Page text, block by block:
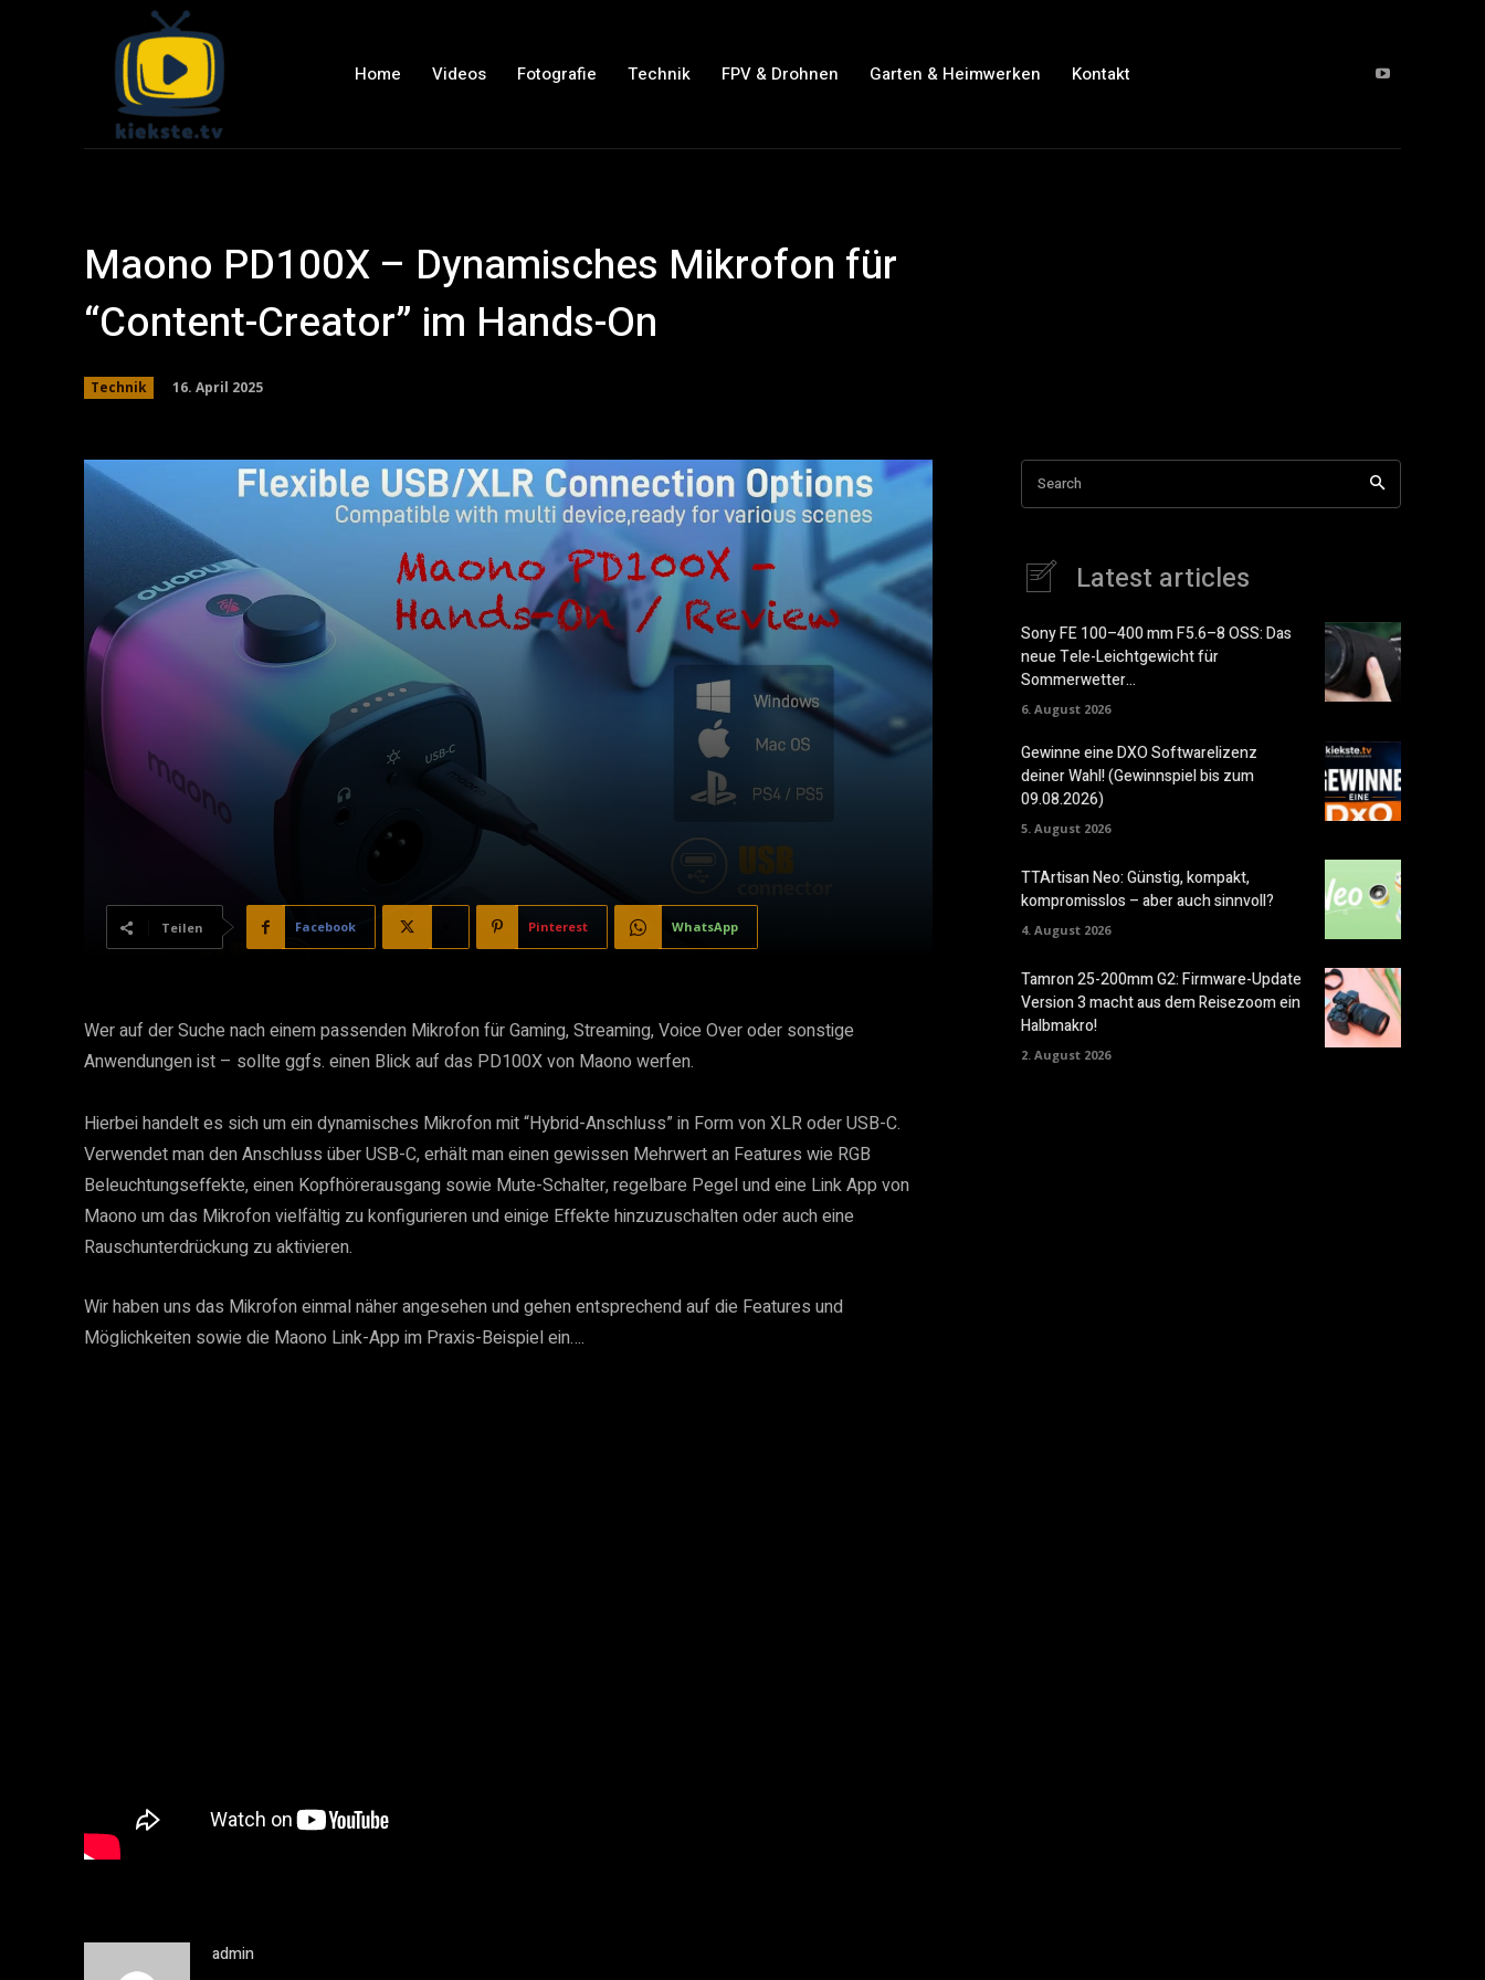
Home Videos Fotografie Technik FPV & Drohnen Garten & Heimwerken Kontakt
Maono PD100X – Dynamisches Mikrofon für
“Content-Creator” im Hands-On
Technik 16. April 2025
Teilen Facebook Pinterest WhatsApp
Wer auf der Suche nach einem passenden Mikrofon für Gaming, Streaming, Voice Over oder sonstige
Anwendungen ist – sollte ggfs. einen Blick auf das PD100X von Maono werfen.
Hierbei handelt es sich um ein dynamisches Mikrofon mit “Hybrid-Anschluss” in Form von XLR oder USB-C.
Verwendet man den Anschluss über USB-C, erhält man einen gewissen Mehrwert an Features wie RGB
Beleuchtungseffekte, einen Kopfhörerausgang sowie Mute-Schalter, regelbare Pegel und eine Link App von
Maono um das Mikrofon vielfältig zu konfigurieren und einige Effekte hinzuzuschalten oder auch eine
Rauschunterdrückung zu aktivieren.
Wir haben uns das Mikrofon einmal näher angesehen und gehen entsprechend auf die Features und
Möglichkeiten sowie die Maono Link-App im Praxis-Beispiel ein….
admin
Search
Latest articles
Sony FE 100–400 mm F5.6–8 OSS: Das
neue Tele-Leichtgewicht für
Sommerwetter…
6. August 2026
Gewinne eine DXO Softwarelizenz
deiner Wahl! (Gewinnspiel bis zum
09.08.2026)
5. August 2026
TTArtisan Neo: Günstig, kompakt,
kompromisslos – aber auch sinnvoll?
4. August 2026
Tamron 25-200mm G2: Firmware-Update
Version 3 macht aus dem Reisezoom ein
Halbmakro!
2. August 2026